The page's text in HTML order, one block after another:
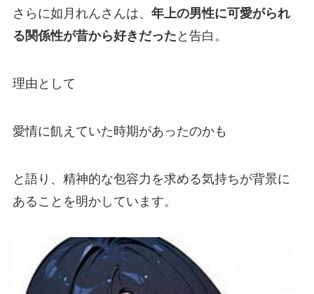
さらに如月れんさんは、 年上の男性に可愛がられ
る関係性が昔から好きだった と告白。
理由として
愛情に飢えていた時期があったのかも
と語り、精神的な包容力を求める気持ちが背景に
あることを明かしています。